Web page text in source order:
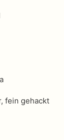
fein gehackt